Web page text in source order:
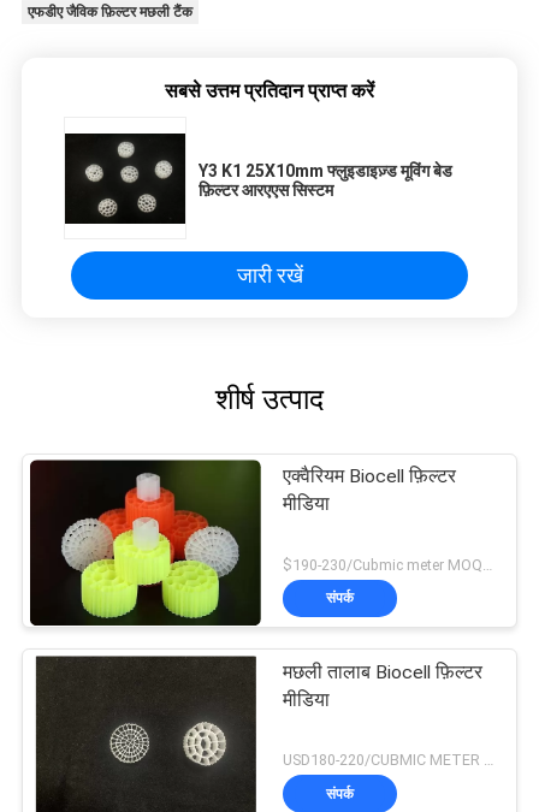
एफडीए जैविक फ़िल्टर मछली टैंक
सबसे उत्तम प्रतिदान प्राप्त करें
Y3 K1 25X10mm फ्लुइडाइज़्ड मूविंग बेड
फ़िल्टर आरएएस सिस्टम
जारी रखें
शीर्ष उत्पाद
एक्वैरियम Biocell फ़िल्टर
मीडिया
संपर्क
मछली तालाब Biocell फ़िल्टर
मीडिया
USD180-220/CUBMIC METER MOQ:1CubmicMeter
संपर्क